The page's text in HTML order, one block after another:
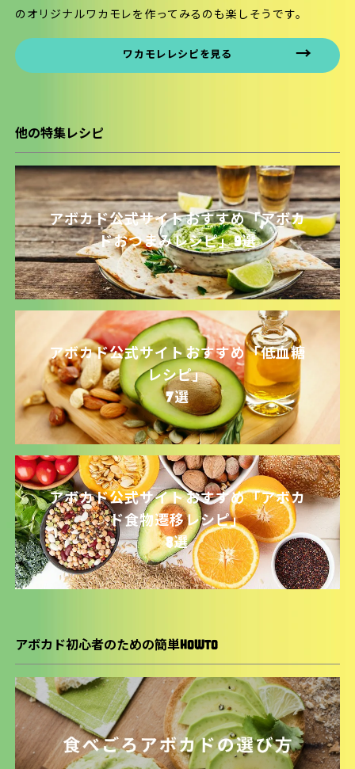
のオリジナルワカモレを作ってみるのも楽しそうです。
ワカモレレシピを見る
他の特集レシピ
アボカド公式サイトおすすめ「アボカ
ドおつまみレシピ」9選
アボカド公式サイトおすすめ「低血糖
レシピ」
7選
アボカド公式サイトおすすめ「アボカ
ド食物遷移レシピ」
8選
アボカド初心者のための簡単HOWTO